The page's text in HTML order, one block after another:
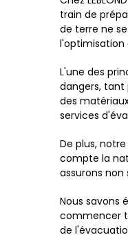
train de
de terre ne
l'optimisation
L'une des
dangers, tant
des
services
De plus,
compte la
assurons
Nous savons
commencer
de